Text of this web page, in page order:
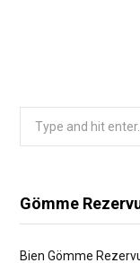
Gömme
Bien Gömme